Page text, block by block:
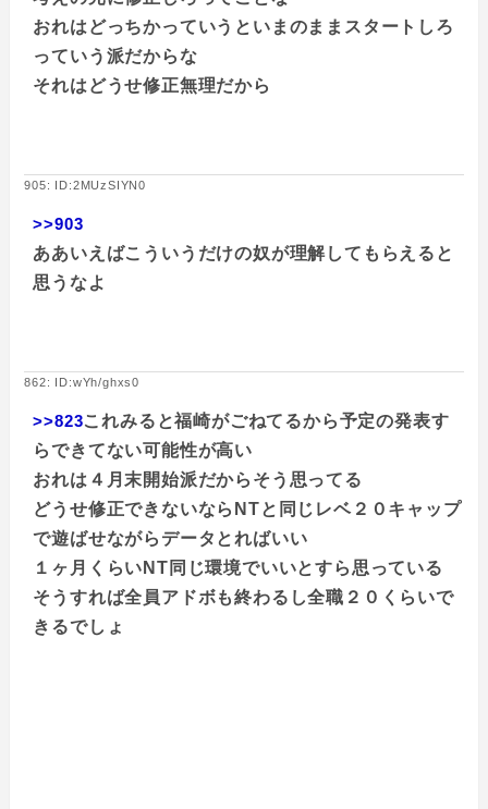
おれはどっちかっていうといまのままスタートしろ
っていう派だからな
それはどうせ修正無理だから
905: ID:2MUzSIYN0
>>903
ああいえばこういうだけの奴が理解してもらえると
思うなよ
862: ID:wYh/ghxs0
>>823これみると福崎がごねてるから予定の発表す
らできてない可能性が高い
おれは４月末開始派だからそう思ってる
どうせ修正できないならNTと同じレベ２０キャップ
で遊ばせながらデータとればいい
１ヶ月くらいNT同じ環境でいいとすら思っている
そうすれば全員アドボも終わるし全職２０くらいで
きるでしょ